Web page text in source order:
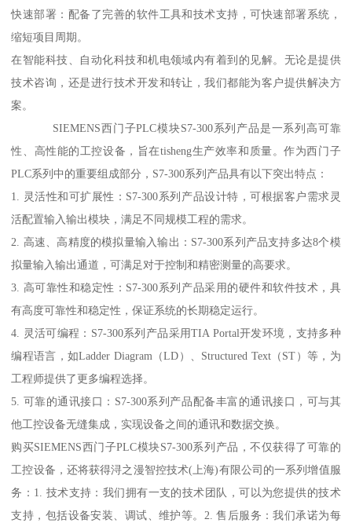
快速部署：配备了完善的软件工具和技术支持，可快速部署系统，
缩短项目周期。
在智能科技、自动化科技和机电领域内有着到的见解。无论是提供
技术咨询，还是进行技术开发和转让，我们都能为客户提供解决方
案。
SIEMENS西门子PLC模块S7-300系列产品是一系列高可靠
性、高性能的工控设备，旨在tisheng生产效率和质量。作为西门子
PLC系列中的重要组成部分，S7-300系列产品具有以下突出特点：
1. 灵活性和可扩展性：S7-300系列产品设计特，可根据客户需求灵
活配置输入输出模块，满足不同规模工程的需求。
2. 高速、高精度的模拟量输入输出：S7-300系列产品支持多达8个模
拟量输入输出通道，可满足对于控制和精密测量的高要求。
3. 高可靠性和稳定性：S7-300系列产品采用的硬件和软件技术，具
有高度可靠性和稳定性，保证系统的长期稳定运行。
4. 灵活可编程：S7-300系列产品采用TIA Portal开发环境，支持多种
编程语言，如Ladder Diagram（LD）、Structured Text（ST）等，为
工程师提供了更多编程选择。
5. 可靠的通讯接口：S7-300系列产品配备丰富的通讯接口，可与其
他工控设备无缝集成，实现设备之间的通讯和数据交换。
购买SIEMENS西门子PLC模块S7-300系列产品，不仅获得了可靠的
工控设备，还将获得浔之漫智控技术(上海)有限公司的一系列增值服
务：1. 技术支持：我们拥有一支的技术团队，可以为您提供的技术
支持，包括设备安装、调试、维护等。2. 售后服务：我们承诺为每